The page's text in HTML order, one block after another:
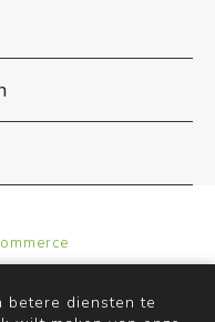
voorbehouden.
betere diensten te